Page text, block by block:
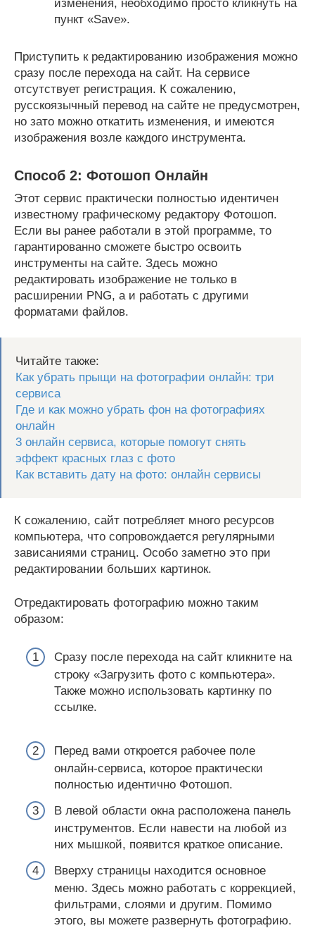
изменения, необходимо просто кликнуть на
пункт «Save».
Приступить к редактированию изображения можно
сразу после перехода на сайт. На сервисе
отсутствует регистрация. К сожалению,
русскоязычный перевод на сайте не предусмотрен,
но зато можно откатить изменения, и имеются
изображения возле каждого инструмента.
Способ 2: Фотошоп Онлайн
Этот сервис практически полностью идентичен
известному графическому редактору Фотошоп.
Если вы ранее работали в этой программе, то
гарантированно сможете быстро освоить
инструменты на сайте. Здесь можно
редактировать изображение не только в
расширении PNG, а и работать с другими
форматами файлов.
Читайте также:
Как убрать прыщи на фотографии онлайн: три
сервиса
Где и как можно убрать фон на фотографиях
онлайн
3 онлайн сервиса, которые помогут снять
эффект красных глаз с фото
Как вставить дату на фото: онлайн сервисы
К сожалению, сайт потребляет много ресурсов
компьютера, что сопровождается регулярными
зависаниями страниц. Особо заметно это при
редактировании больших картинок.
Отредактировать фотографию можно таким
образом:
Сразу после перехода на сайт кликните на
строку «Загрузить фото с компьютера».
Также можно использовать картинку по
ссылке.
Перед вами откроется рабочее поле
онлайн-сервиса, которое практически
полностью идентично Фотошоп.
В левой области окна расположена панель
инструментов. Если навести на любой из
них мышкой, появится краткое описание.
Вверху страницы находится основное
меню. Здесь можно работать с коррекцией,
фильтрами, слоями и другим. Помимо
этого, вы можете развернуть фотографию.